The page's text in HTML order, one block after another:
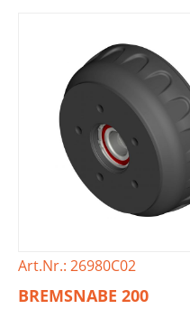
Art.Nr.: 26980C02
BREMSNABE 200